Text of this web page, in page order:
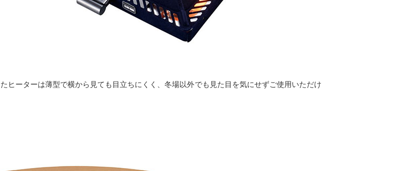
ヒーターは薄型で横から見ても目立ちにくく、冬場以外でも見た目を気にせずご使用いただけ